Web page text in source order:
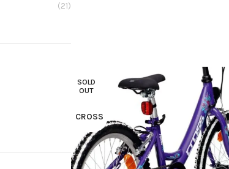
(21)
SOLD
OUT
CROSS